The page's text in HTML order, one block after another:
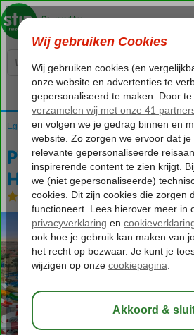
Voelt als
Rode Zee Hurghada Hurghada-Stad
Pickalbatros Aqua
Hurghada
All Inclusive-Hotel